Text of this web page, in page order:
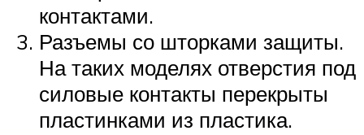
контактами.
Разъемы со шторками защиты.
На таких моделях отверстия под
силовые контакты перекрыты
пластинками из пластика.